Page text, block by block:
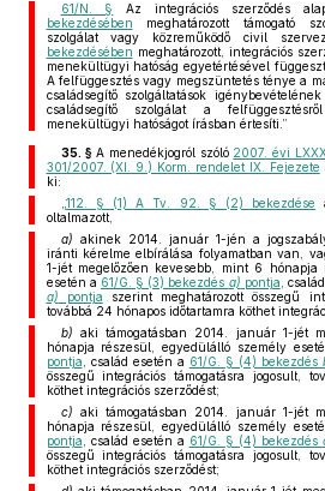
61/N. §
Az integrációs szerződés
bekezdésében meghatározott támogató
szolgálat vagy közreműködő civil
bekezdésében meghatározott, integrációs
menekültügyi hatóság egyetértésével
A felfüggesztés vagy megszüntetés ténye a
családsegítő szolgáltatások
családsegítő szolgálat a
menekültügyi hatóságot írásban értesíti.”
35. §A menedékjogról szóló 2007. évi
301/2007. (XI. 9.) Korm. rendelet IX. Fejezete
ki:
112. § (1) A Tv. 92. § (2) bekezdése
oltalmazott,
a) akinek 2014. január 1-jén a
iránti kérelme elbírálása folyamatban van,
1-jét megelőzően kevesebb, mint 6 hónapja
esetén a 61/G. § (3) bekezdés a) pontja ,
a) pontja szerint meghatározott összegű
továbbá 24 hónapos időtartamra köthet
b) aki támogatásban 2014. január 1-jét
hónapja részesül, egyedülálló személy
pontja , család esetén a 61/G. § (4) bekezdés
összegű integrációs támogatásra jogosult,
köthet integrációs szerződést;
c) aki támogatásban 2014. január 1-jét
hónapja részesül, egyedülálló személy
pontja , család esetén a 61/G. § (4) bekezdés
összegű integrációs támogatásra jogosult,
köthet integrációs szerződést;